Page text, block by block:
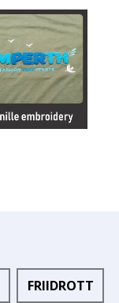
FRIIDROTT